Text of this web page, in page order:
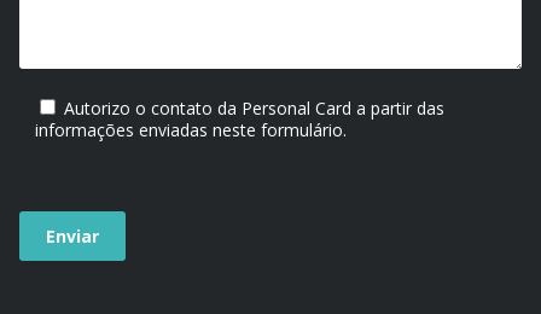
Autorizo o contato da Personal Card a partir das
informações enviadas neste formulário.